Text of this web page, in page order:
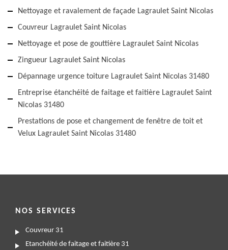
Nettoyage et ravalement de façade Lagraulet Saint Nicolas
Couvreur Lagraulet Saint Nicolas
Nettoyage et pose de gouttière Lagraulet Saint Nicolas
Zingueur Lagraulet Saint Nicolas
Dépannage urgence toiture Lagraulet Saint Nicolas 31480
Entreprise étanchéité de faitage et faitière Lagraulet Saint
Nicolas 31480
Prestations de pose et changement de fenêtre de toit et
Velux Lagraulet Saint Nicolas 31480
NOS SERVICES
Couvreur 31
Etanchéité de faitage et faitière 31